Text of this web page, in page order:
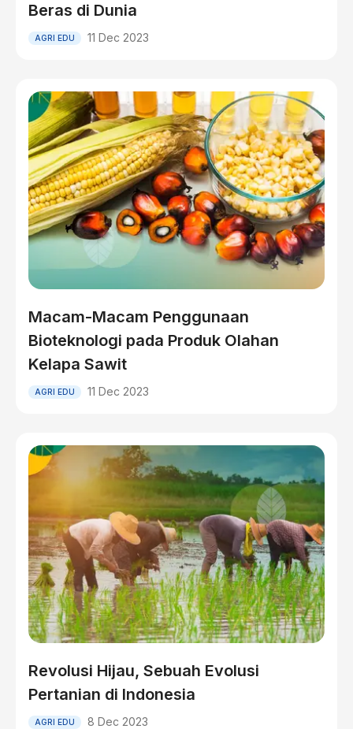
Beras di Dunia
AGRI EDU 11 Dec 2023
Macam-Macam Penggunaan
Bioteknologi pada Produk Olahan
Kelapa Sawit
AGRI EDU 11 Dec 2023
Revolusi Hijau, Sebuah Evolusi
Pertanian di Indonesia
AGRI EDU 8 Dec 2023